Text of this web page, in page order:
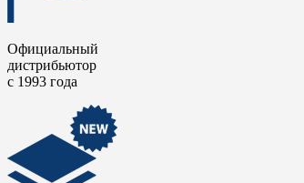
Официальный
дистрибьютор
с 1993 года